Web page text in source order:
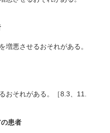
増悪させるおそれがある。
おそれがある。［8.3、11.
患者